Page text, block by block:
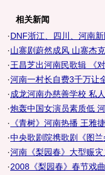
相关新闻
·DNF浙江、四川、河南
·山寨剧蔚然成风 山寨杰
·王昌芝出河南民歌辑 《
·河南一村长自费3千万让
·成龙河南办慈善学校 私
·炮轰中国女演员素质低
· 《青树》河南热播 王雅
·中央歌剧院携歌剧《图
·河南《梨园春》大型赈
·2008《梨园春》春节戏